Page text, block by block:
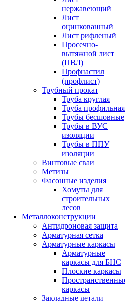
нержавеющий
Лист
оцинкованный
Лист рифленый
Просечно-
вытяжной лист
(ПВЛ)
Профнастил
(профлист)
Трубный прокат
Труба круглая
Труба профильная
Трубы бесшовные
Трубы в ВУС
изоляции
Трубы в ППУ
изоляции
Винтовые сваи
Метизы
Фасонные изделия
Хомуты для
строительных
лесов
Металлоконструкции
Антидроновая защита
Арматурная сетка
Арматурные каркасы
Арматурные
каркасы для БНС
Плоские каркасы
каркасы
Закладные детали